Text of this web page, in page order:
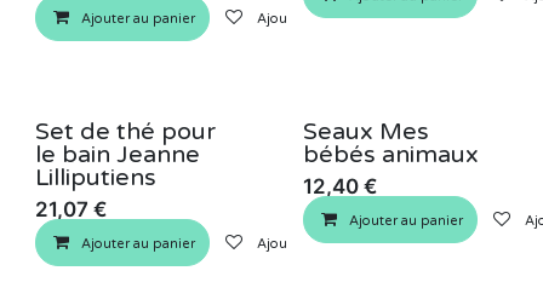
Ajouter au panier Ajouter à la liste de souhaits
Set de thé pour
le bain Jeanne
Lilliputiens
21,07 €
Ajouter au panier Ajouter à la liste de souhaits
Seaux Mes
bébés animaux
12,40€
Ajouter au panier